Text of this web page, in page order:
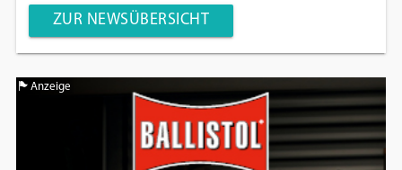
ZUR NEWSÜBERSICHT
Anzeige